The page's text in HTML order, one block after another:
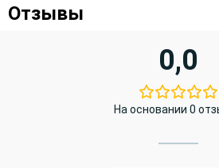
Отзывы
0,0
На основании 0